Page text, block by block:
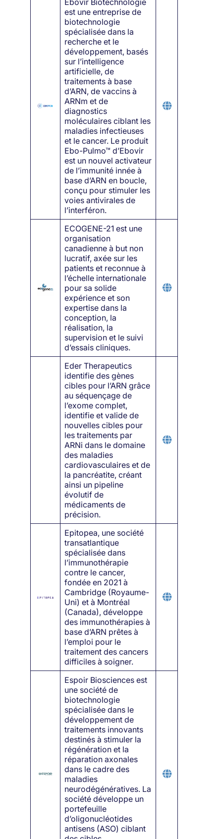
est une entreprise de
biotechnologie
spécialisée dans la
recherche et le
développement, basés
sur l’intelligence
artificielle, de
traitements à base
d’ARN, de vaccins à
ARNm et de
diagnostics
moléculaires ciblant les
maladies infectieuses
et le cancer. Le produit
Ebo-Pulmo™ d’Ebovir
est un nouvel activateur
de l’immunité innée à
base d’ARN en boucle,
conçu pour stimuler les
voies antivirales de
l’interféron.
ECOGENE-21 est une
organisation
canadienne à but non
lucratif, axée sur les
patients et reconnue à
l’échelle internationale
pour sa solide
expérience et son
expertise dans la
conception, la
réalisation, la
supervision et le suivi
d’essais cliniques.
Eder Therapeutics
identifie des gènes
cibles pour l’ARN grâce
au séquençage de
l’exome complet,
identifie et valide de
nouvelles cibles pour
les traitements par
ARNi dans le domaine
des maladies
cardiovasculaires et de
la pancréatite, créant
ainsi un pipeline
évolutif de
médicaments de
précision.
Epitopea, une société
transatlantique
spécialisée dans
l’immunothérapie
contre le cancer,
fondée en 2021 à
Cambridge (Royaume-
Uni) et à Montréal
(Canada), développe
des immunothérapies à
base d’ARN prêtes à
l’emploi pour le
traitement des cancers
difficiles à soigner.
Espoir Biosciences est
une société de
biotechnologie
spécialisée dans le
développement de
traitements innovants
destinés à stimuler la
régénération et la
réparation axonales
dans le cadre des
maladies
neurodégénératives. La
société développe un
portefeuille
d’oligonucléotides
antisens (ASO) ciblant